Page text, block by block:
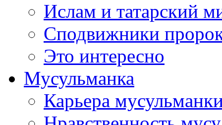
Ислам и татарский
Сподвижники
Это интересно
Мусульманка
Карьера